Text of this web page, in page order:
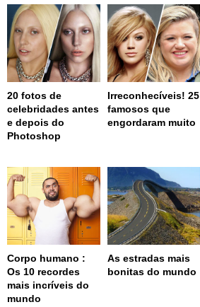
20 fotos de
celebridades antes
e depois do
Photoshop
Irreconhecíveis! 25
famosos que
engordaram muito
Corpo humano :
Os 10 recordes
mais incríveis do
mundo
As estradas mais
bonitas do mundo